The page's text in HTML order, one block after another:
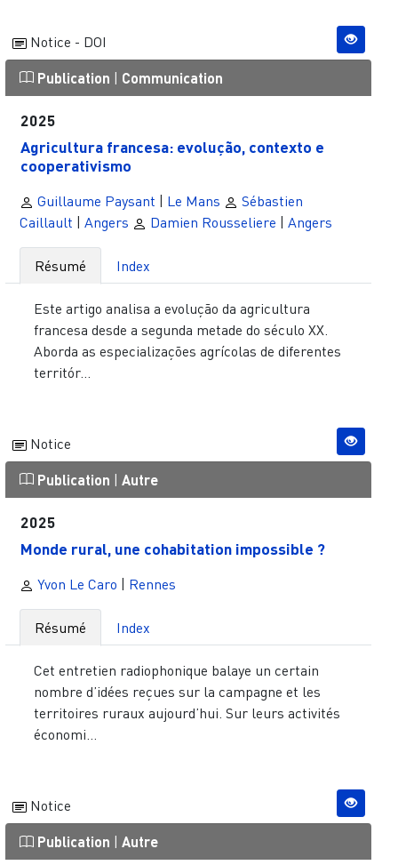
Notice - DOI
Publication | Communication
2025
Agricultura francesa: evolução, contexto e
cooperativismo
Guillaume Paysant | Le Mans
Sébastien
Caillault | Angers Damien Rousseliere | Angers
Résumé Index
Este artigo analisa a evolução da agricultura
francesa desde a segunda metade do século XX.
Aborda as especializações agrícolas de diferentes
territór...
Notice
Publication | Autre
2025
Monde rural, une cohabitation impossible ?
Yvon Le Caro Rennes
Résumé Index
Cet entretien radiophonique balaye un certain
nombre d’idées reçues sur la campagne et les
territoires ruraux aujourd’hui. Sur leurs activités
économi...
Notice
Publication Autre